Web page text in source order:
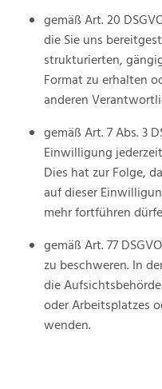
gemäß Art. 20
die Sie uns
strukturierten,
Format zu erhalten
anderen
gemäß Art. 7 Abs. 3
Einwilligung
Dies hat zur Folge,
auf dieser
mehr fortführen
gemäß Art. 77
zu beschweren. In
die
oder Arbeitsplatzes
wenden.